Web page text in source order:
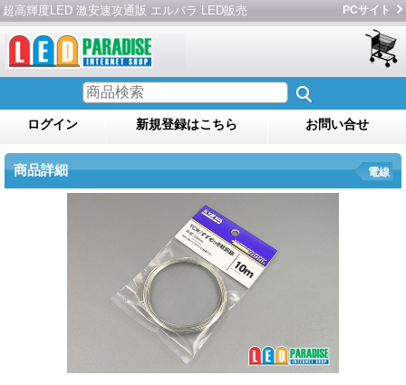
超高輝度LED 激安速攻通販 エルパラ LED販売 PCサイト
ログイン 新規登録はこちら お問い合せ
商品詳細 電線